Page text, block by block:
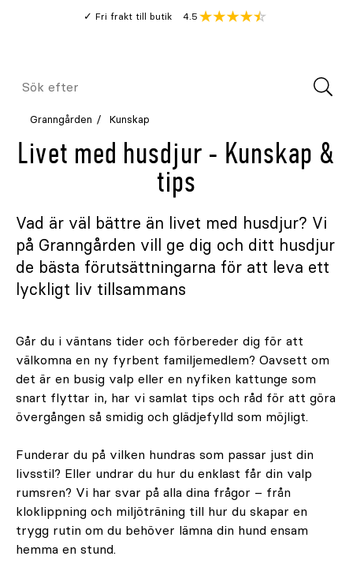
Fri frakt till butik
Genomsnitt
4.5
Meny
Sök
Granngården Kunskap
Livet med husdjur - Kunskap &
tips
Vad är väl bättre än livet med husdjur? Vi
på Granngården vill ge dig och ditt husdjur
de bästa förutsättningarna för att leva ett
lyckligt liv tillsammans
Går du i väntans tider och förbereder dig för att
välkomna en ny fyrbent familjemedlem? Oavsett om
det är en busig valp eller en nyfiken kattunge som
snart flyttar in, har vi samlat tips och råd för att göra
övergången så smidig och glädjefylld som möjligt.
Funderar du på vilken hundras som passar just din
livsstil? Eller undrar du hur du enklast får din valp
rumsren? Vi har svar på alla dina frågor – från
kloklippning och miljöträning till hur du skapar en
trygg rutin om du behöver lämna din hund ensam
hemma en stund.